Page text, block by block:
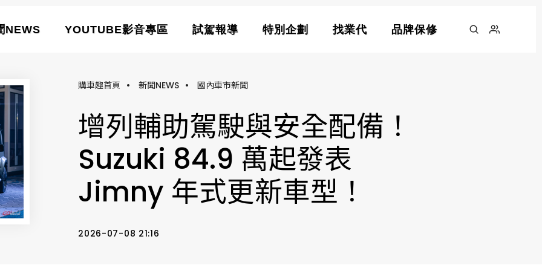
NEWS YOUTUBE影音專區 試駕報導 特別企劃 找業代 品牌保修
購車趣首頁 • 新聞NEWS • 國內車市新聞
增列輔助駕駛與安全配備！
Suzuki 84.9 萬起發表
Jimny 年式更新車型！
2026-07-08 21:16